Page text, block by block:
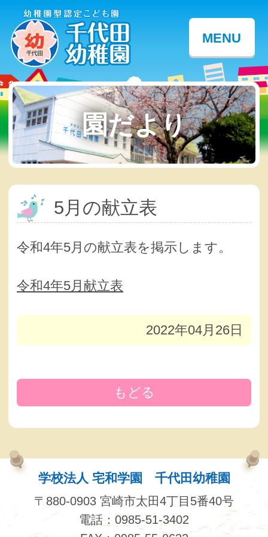
MENU
園だより
5月の献立表
令和4年5月の献立表を掲示します。
令和4年5月献立表
2022年04月26日
もどる
学校法人 宅和学園 千代田幼稚園
〒880-0903 宮崎市太田4丁目5番40号
電話：0985-51-3402